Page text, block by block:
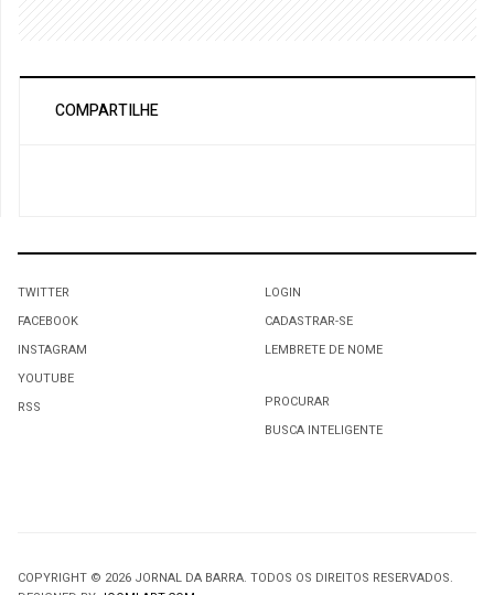
COMPARTILHE
TWITTER
FACEBOOK
INSTAGRAM
YOUTUBE
RSS
LOGIN
CADASTRAR-SE
LEMBRETE DE NOME
PROCURAR
BUSCA INTELIGENTE
COPYRIGHT © 2026 JORNAL DA BARRA. TODOS OS DIREITOS RESERVADOS.